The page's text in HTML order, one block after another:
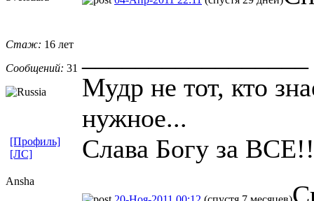
Стаж: 16 лет
Сообщений: 31
Мудр не тот, кто
нужное...
Слава Богу за
[Профиль]
[ЛС]
Ansha